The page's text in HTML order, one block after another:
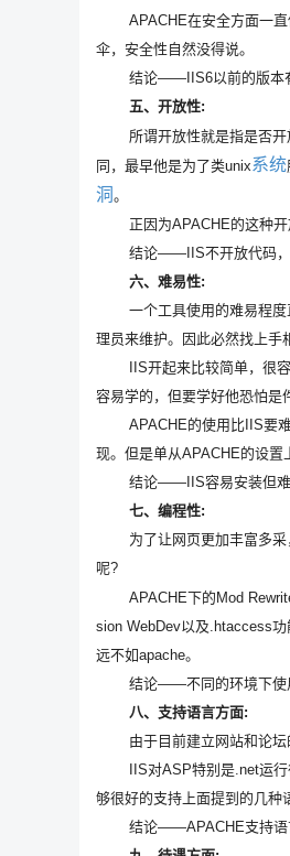
APACHE在安全方面一直
伞，安全性自然没得说。
结论——IIS6以前的版本有
五、开放性:
所谓开放性就是指是否开
同，最早他是为了类unix系统
洞 。
正因为APACHE的这种开
结论——IIS不开放代码，
六、难易性:
一个工具使用的难易程度直
理员来维护。因此必然找上手
IIS开起来比较简单，很容
容易学的，但要学好他恐怕是
APACHE的使用比IIS要难
现。但是单从APACHE的设置
结论——IIS容易安装但难精
七、编程性:
为了让网页更加丰富多采，
呢?
APACHE下的Mod
sion WebDev以及.htaccess
远不如apache。
结论——不同的环境下使用
八、支持语言方面:
由于目前建立网站和论坛的
IIS对ASP特别是.net运行很
够很好的支持上面提到的几种
结论——APACHE支持语言